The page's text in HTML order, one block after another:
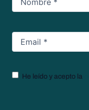
TextoHe leído y acepto la